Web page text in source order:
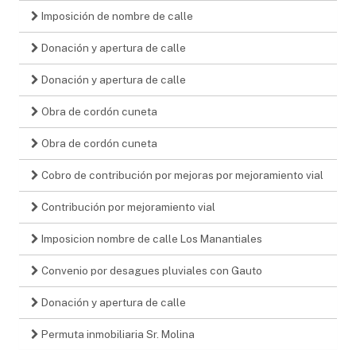
Imposición de nombre de calle
Donación y apertura de calle
Donación y apertura de calle
Obra de cordón cuneta
Obra de cordón cuneta
Cobro de contribución por mejoras por mejoramiento vial
Contribución por mejoramiento vial
Imposicion nombre de calle Los Manantiales
Convenio por desagues pluviales con Gauto
Donación y apertura de calle
Permuta inmobiliaria Sr. Molina